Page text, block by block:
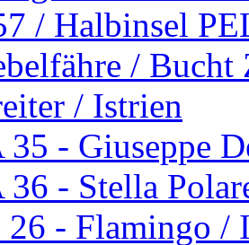
/ Halbinsel
/ Bucht
/ Istrien
35 - Giuseppe
36 - Stella
26 - Flamingo /